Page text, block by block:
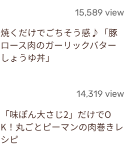
15,589 view
焼くだけでごちそう感♪「豚
ロース肉のガーリックバター
しょうゆ丼」
14,319 view
「味ぽん大さじ2」だけでO
K！丸ごとピーマンの肉巻きレ
シピ